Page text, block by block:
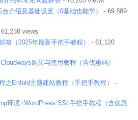
介绍及基础设置（0基础也能学）
- 69,889
views
箱（2025年最新手把手教程）
- 61,120
购买与使用教程（含优惠码）
-
之Enfold主题建站教程（手把手教程）
-
环境+WordPress SSL手把手教程（含优惠